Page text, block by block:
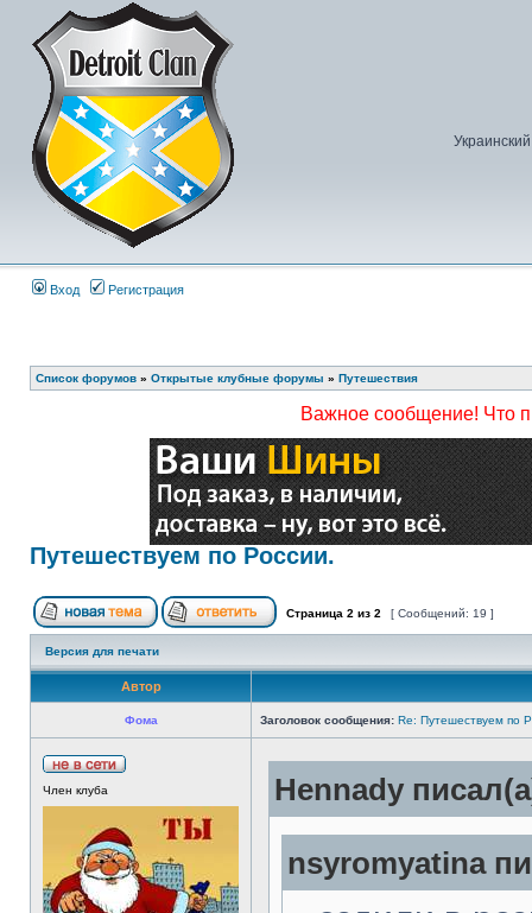
Вход Регистрация
Список форумов » Открытые клубные форумы » Путешествия
Важное сообщение! Что
Путешествуем по России.
Страница 2 из 2 [ Сообщений: 19 ]
Версия для печати
Автор
Фома Заголовок сообщения: Re: Путешествуем по
Член клуба Hennady
nsyromyatina